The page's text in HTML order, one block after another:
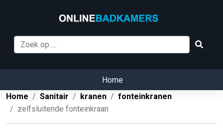
Home
Home
Sanitair kranen
fonteinkranen
zelfsluitende fonteinkraan